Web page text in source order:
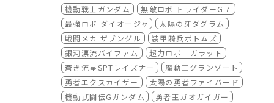
中です。ぜひご利用ください。
※EC サイトでのグッズのご購入は各店舗で配
布する物販購入特典の配布対象外です。
●あみあみオンラインショップ（https://ww
w.amiami.jp/top/detail/detail?scode=ME
D-BOOK-034407）
●ぐるぐる王国（https://item.rakuten.co.j
p/mifsoft/tu-8376/）
●げっちゅ屋（https://www.getchu.com/s
oft.phtml?id=1234039）
●タワーレコードオンライン（https://tower.
jp/item/5742240/）
n）」のレポートを掲載しました。
機動戦士ガンダム
無敵ロボ トライダーG７
最強ロボ ダイオージャ
太陽の牙ダグラム
戦闘メカ ザブングル
装甲騎兵ボトムズ
銀河漂流バイファム
超力ロボ ガラット
蒼き流星SPTレイズナー
魔動王グランゾート
勇者エクスカイザー
太陽の勇者ファイバード
機動武闘伝Gガンダム
勇者王ガオガイガー